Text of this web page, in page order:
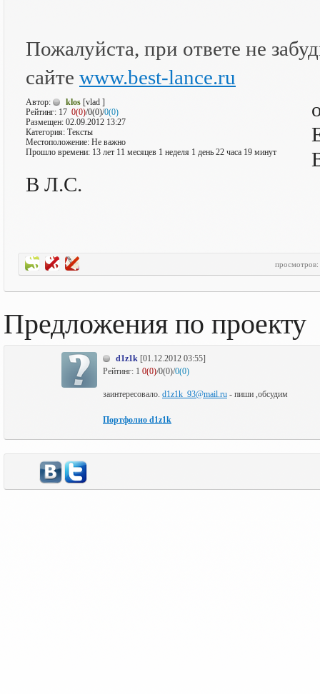
Пожалуйста, при ответе не
сайте www.best-lance.ru
Автор: klos [vlad ]
Рейтинг: 17 0(0)/0(0)/0(0)
Размещен: 02.09.2012 13:27
Категория: Тексты
Местоположение: Не важно
Прошло времени: 13 лет 11 месяцев 1 неделя 1 день 22 часа 19 минут
В Л.С.
просмотров:
Предложения по проекту
d1z1k [01.12.2012 03:55]
Рейтинг: 1 0(0)/0(0)/0(0)
заинтересовало. d1z1k_93@mail.ru - пиши ,обсудим
Портфолио d1z1k